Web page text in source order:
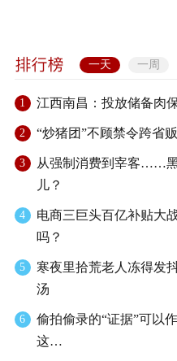
一天 一周
1 江西南昌：投放储备肉
2 “炒猪团”不顾禁令跨省
3
从强制消费到宰客……
儿？
4
电商三巨头百亿补贴大
吗？
5
寒夜里拾荒老人冻得发
汤
6
偷拍偷录的“证据”可以
这…